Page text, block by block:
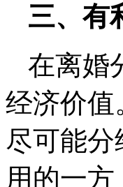
三、有
在离婚
经济价值
尽可能
用的一